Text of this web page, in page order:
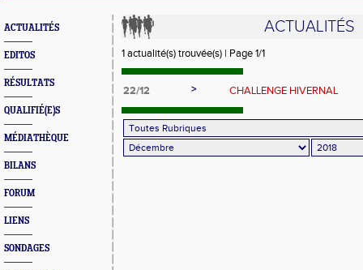
ACTUALITÉS
EDITOS
RÉSULTATS
QUALIFIÉ(E)S
MÉDIATHÈQUE
BILANS
FORUM
LIENS
SONDAGES
ACTUALITÉS
1 actualité(s) trouvée(s) | Page 1/1
22/12 > CHALLENGE HIVERNAL